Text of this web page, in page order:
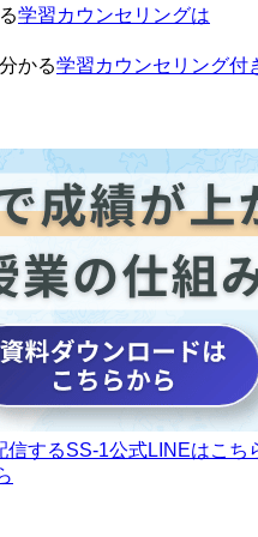
学習カウンセリングは
かる学習カウンセリング付